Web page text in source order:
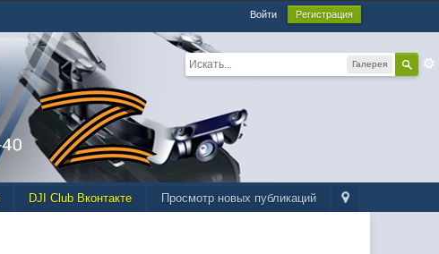
Войти Регистрация
Галерея
Просмотр новых публикаций
DJI Club Вконтакте